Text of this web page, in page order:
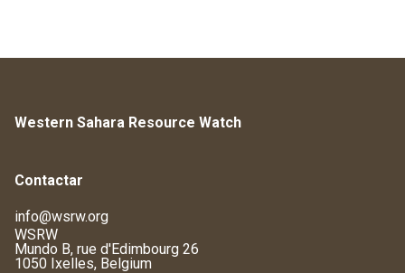
Western Sahara Resource Watch
Contactar
info@wsrw.org
WSRW
Mundo B, rue d'Edimbourg 26
1050 Ixelles, Belgium